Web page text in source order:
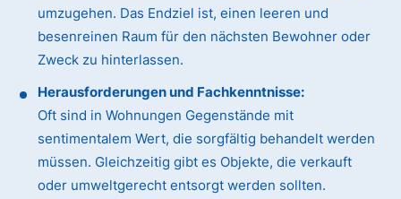
umzugehen. Das Endziel ist, einen leeren und
besenreinen Raum für den nächsten Bewohner oder
Zweck zu hinterlassen.
Herausforderungen und Fachkenntnisse:
Oft sind in Wohnungen Gegenstände mit
sentimentalem Wert, die sorgfältig behandelt werden
müssen. Gleichzeitig gibt es Objekte, die verkauft
oder umweltgerecht entsorgt werden sollten.